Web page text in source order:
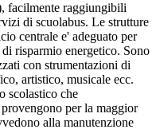
facilmente raggiungibili
di scuolabus. Le strutture
centrale e' adeguato per
risparmio energetico. Sono
con strumentazioni di
artistico, musicale ecc.
scolastico che
per la maggior
alla manutenzione